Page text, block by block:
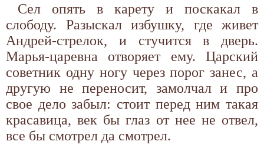
Сел опять в карету и поскакал в
слободу. Разыскал избушку, где живет
Андрей-стрелок, и стучится в дверь.
Марья-царевна отворяет ему. Царский
советник одну ногу через порог занес, а
другую не переносит, замолчал и про
свое дело забыл: стоит перед ним такая
красавица, век бы глаз от нее не отвел,
все бы смотрел да смотрел.